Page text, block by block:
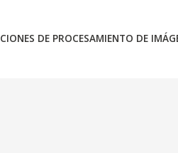
DE PROCESAMIENTO DE